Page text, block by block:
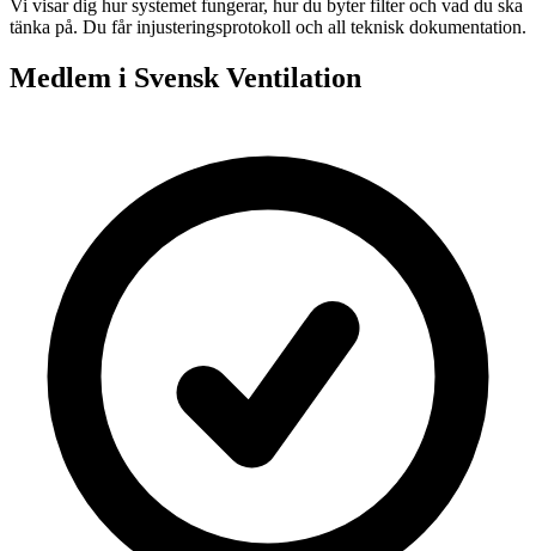
Vi visar dig hur systemet fungerar, hur du byter filter och vad du ska
tänka på. Du får injusteringsprotokoll och all teknisk dokumentation.
Medlem i Svensk Ventilation